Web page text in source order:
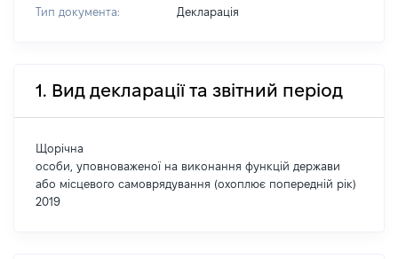
Тип документа: Декларація
1. Вид декларації та звітний період
Щорічна
особи, уповноваженої на виконання функцій держави
або місцевого самоврядування (охоплює попередній рік)
2019